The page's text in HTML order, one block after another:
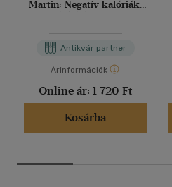
Martin: Negatív kalóriák.
egészséges életmód
Antikvár partner
Árinformációk
Online ár: 1 720 Ft
Kosárba